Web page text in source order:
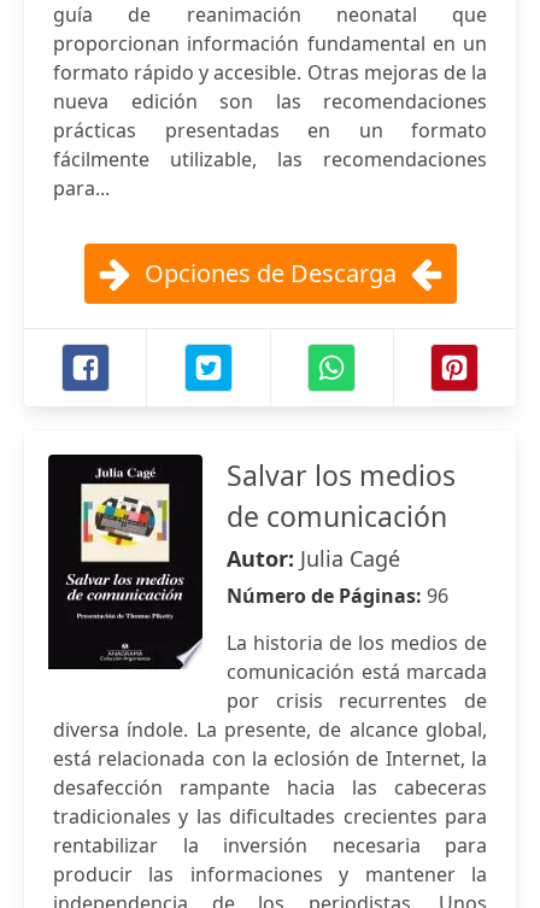
guía de reanimación neonatal que
proporcionan información fundamental en un
formato rápido y accesible. Otras mejoras de la
nueva edición son las recomendaciones
prácticas presentadas en un formato
fácilmente utilizable, las recomendaciones
para...
Opciones de Descarga
Salvar los medios
de comunicación
Autor: Julia Cagé
Número de Páginas: 96
La historia de los medios de
comunicación está marcada
por crisis recurrentes de
diversa índole. La presente, de alcance global,
está relacionada con la eclosión de Internet, la
desafección rampante hacia las cabeceras
tradicionales y las dificultades crecientes para
rentabilizar la inversión necesaria para
producir las informaciones y mantener la